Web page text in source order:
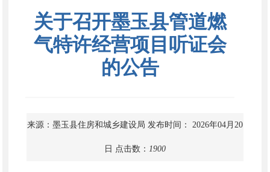
关于召开墨玉县管道燃
气特许经营项目听证会
的公告
来源：墨玉县住房和城乡建设局 发布时间： 2026年04月20
日 点击数： 1900